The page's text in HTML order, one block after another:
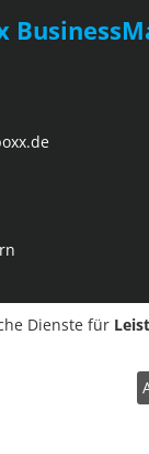
Dienste für